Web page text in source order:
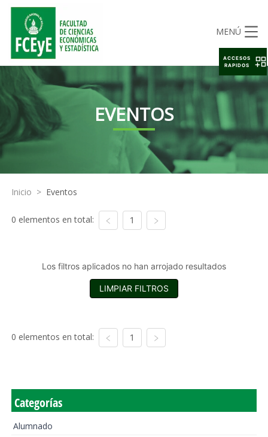
MENÚ
EVENTOS
Inicio > Eventos
0 elementos en total: 1
Los filtros aplicados no han arrojado resultados
LIMPIAR FILTROS
0 elementos en total: 1
Categorías
Alumnado
ACCESOS
RAPIDOS